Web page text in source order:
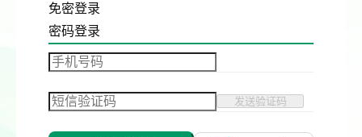
免密登录
密码登录
发送验证码